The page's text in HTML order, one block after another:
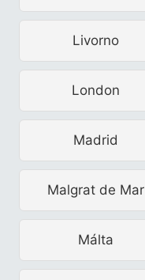
Livorno
London
Madrid
Malgrat de Mar
Málta